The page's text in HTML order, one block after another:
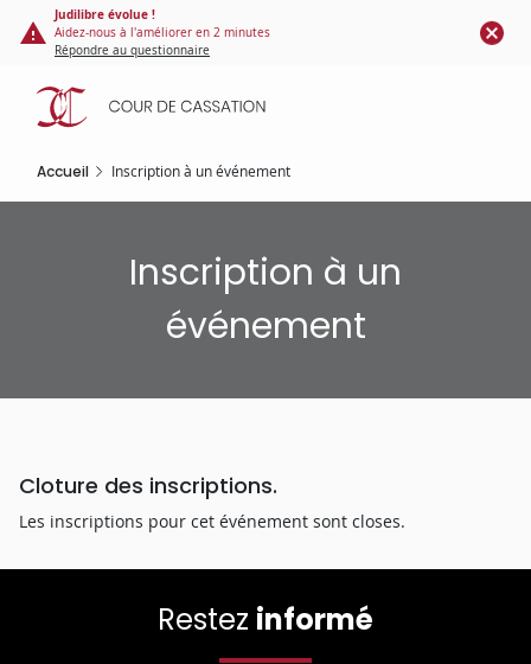
Panneau de gestion des cookies
contenu
principal
Judilibre évolue !
Aidez-nous à l'améliorer en 2 minutes
Répondre au questionnaire
Accueil Inscription à un événement
Inscription à un
événement
Cloture des inscriptions.
Les inscriptions pour cet événement sont closes.
Restez informé